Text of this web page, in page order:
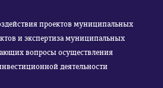
проектов муниципальных
и экспертиза муниципальных
вопросы осуществления
деятельности